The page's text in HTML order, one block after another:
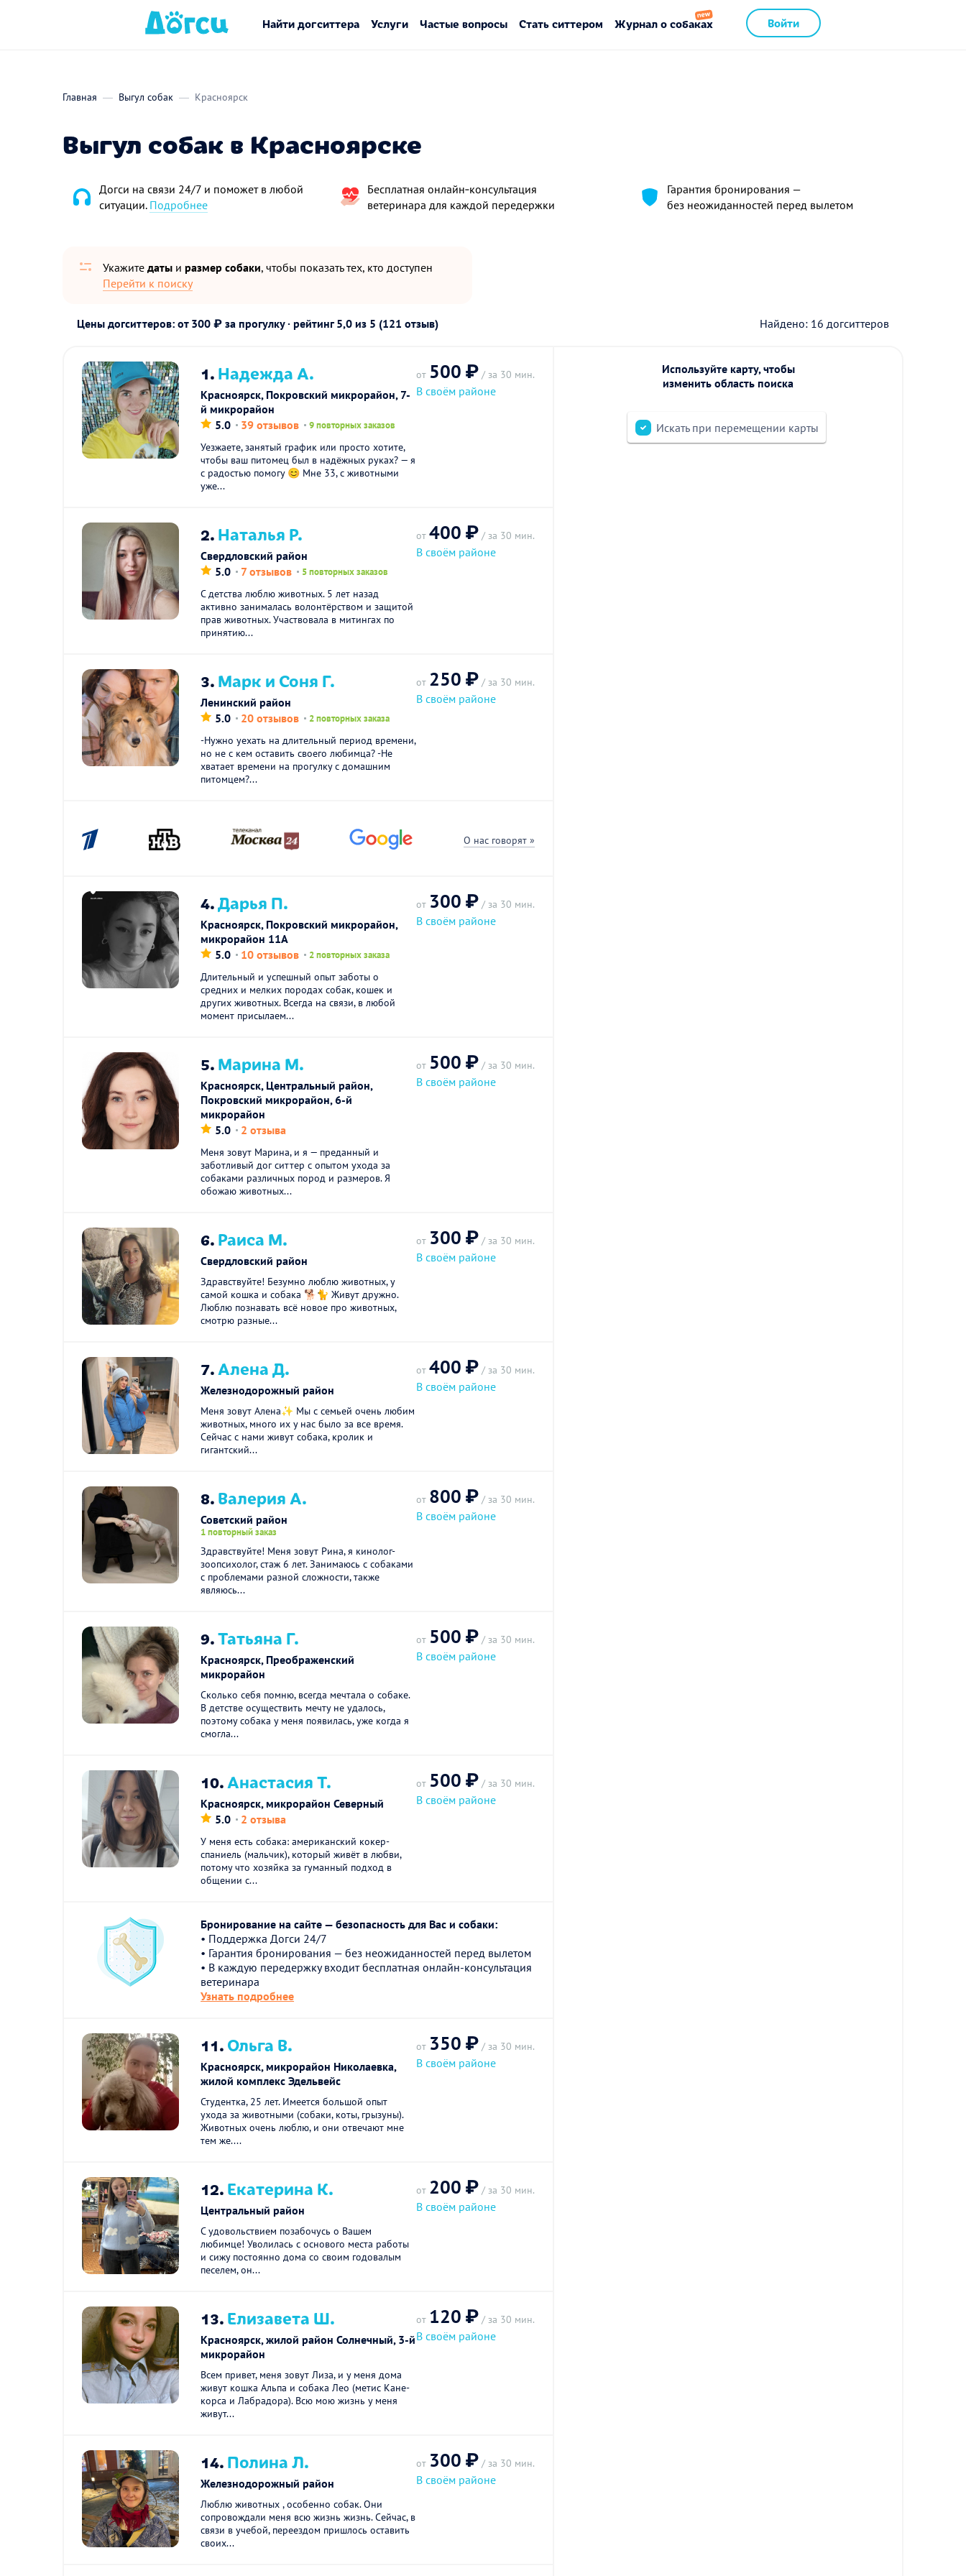
Войти
Найти догситтера Услуги Частые вопросы Стать ситтером Журнал о собаках
Главная Выгул собак Красноярск
Выгул собак в Красноярске
Догси на связи 24/7 и поможет в любой
ситуации. Подробнее
Бесплатная онлайн‑консультация
ветеринара для каждой передержки
Гарантия бронирования —
без неожиданностей перед вылетом
Укажите даты и размер собаки, чтобы показать тех, кто доступен
Перейти к поиску
Цены догситтеров: от 300 ₽ за прогулку · рейтинг 5,0 из 5 (121 отзыв) Найдено: 16 догситтеров
1.Надежда А.
Красноярск, Покровский микрорайон, 7-
й микрорайон
5.0
39 отзывов 9 повторных заказов
Уезжаете, занятый график или просто хотите,
чтобы ваш питомец был в надёжных руках? — я
с радостью помогу 😊 Мне 33, с животными
уже...
от 500 ₽ / за 30 мин.
В своём районе
2.Наталья Р.
Свердловский район
5.0
7 отзывов 5 повторных заказов
С детства люблю животных. 5 лет назад
активно занималась волонтёрством и защитой
прав животных. Участвовала в митингах по
принятию...
от 400 ₽ / за 30 мин.
В своём районе
3.Марк и Соня Г.
Ленинский район
5.0
20 отзывов 2 повторных заказа
-Нужно уехать на длительный период времени,
но не с кем оставить своего любимца? -Не
хватает времени на прогулку с домашним
питомцем?...
от 250 ₽ / за 30 мин.
В своём районе
О нас говорят »
4.Дарья П.
Красноярск, Покровский микрорайон,
микрорайон 11А
5.0
10 отзывов 2 повторных заказа
Длительный и успешный опыт заботы о
средних и мелких породах собак, кошек и
других животных. Всегда на связи, в любой
момент присылаем...
от 300 ₽ / за 30 мин.
В своём районе
5.Марина М.
Красноярск, Центральный район,
Покровский микрорайон, 6-й
микрорайон
5.0
2 отзыва
Меня зовут Марина, и я — преданный и
заботливый дог ситтер с опытом ухода за
собаками различных пород и размеров. Я
обожаю животных...
от 500 ₽ / за 30 мин.
В своём районе
6.Раиса М.
Свердловский район
Здравствуйте! Безумно люблю животных, у
самой кошка и собака 🐕🐈 Живут дружно.
Люблю познавать всё новое про животных,
смотрю разные...
от 300 ₽ / за 30 мин.
В своём районе
7.Алена Д.
Железнодорожный район
Меня зовут Алена✨ Мы с семьей очень любим
животных, много их у нас было за все время.
Сейчас с нами живут собака, кролик и
гигантский...
от 400 ₽ / за 30 мин.
В своём районе
8.Валерия А.
Советский район
1 повторный заказ
Здравствуйте! Меня зовут Рина, я кинолог-
зоопсихолог, стаж 6 лет. Занимаюсь с собаками
с проблемами разной сложности, также
являюсь...
от 800 ₽ / за 30 мин.
В своём районе
9.Татьяна Г.
Красноярск, Преображенский
микрорайон
Сколько себя помню, всегда мечтала о собаке.
В детстве осуществить мечту не удалось,
поэтому собака у меня появилась, уже когда я
смогла...
от 500 ₽ / за 30 мин.
В своём районе
10.Анастасия Т.
Красноярск, микрорайон Северный
5.0
2 отзыва
У меня есть собака: американский кокер-
спаниель (мальчик), который живёт в любви,
потому что хозяйка за гуманный подход в
общении с...
от 500 ₽ / за 30 мин.
В своём районе
Бронирование на сайте — безопасность для Вас и собаки:
• Поддержка Догси 24/7
• Гарантия бронирования — без неожиданностей перед вылетом
• В каждую передержку входит бесплатная онлайн-консультация
ветеринара
Узнать подробнее
11.Ольга В.
Красноярск, микрорайон Николаевка,
жилой комплекс Эдельвейс
Студентка, 25 лет. Имеется большой опыт
ухода за животными (собаки, коты, грызуны).
Животных очень люблю, и они отвечают мне
тем же....
от 350 ₽ / за 30 мин.
В своём районе
12.Екатерина К.
Центральный район
С удовольствием позабочусь о Вашем
любимце! Уволилась с основого места работы
и сижу постоянно дома со своим годовалым
песелем, он...
от 200 ₽ / за 30 мин.
В своём районе
13.Елизавета Ш.
Красноярск, жилой район Солнечный, 3-й
микрорайон
Всем привет, меня зовут Лиза, и у меня дома
живут кошка Альпа и собака Лео (метис Кане-
корса и Лабрадора). Всю мою жизнь у меня
живут...
от 120 ₽ / за 30 мин.
В своём районе
14.Полина Л.
Железнодорожный район
Люблю животных , особенно собак. Они
сопровождали меня всю жизнь жизнь. Сейчас, в
связи в учебой, переездом пришлось оставить
своих...
от 300 ₽ / за 30 мин.
В своём районе
Используйте карту, чтобы
изменить область поиска
Искать при перемещении карты